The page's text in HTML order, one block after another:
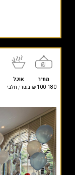
מחיר אוכל
100-180 ₪
בשרי, חלבי